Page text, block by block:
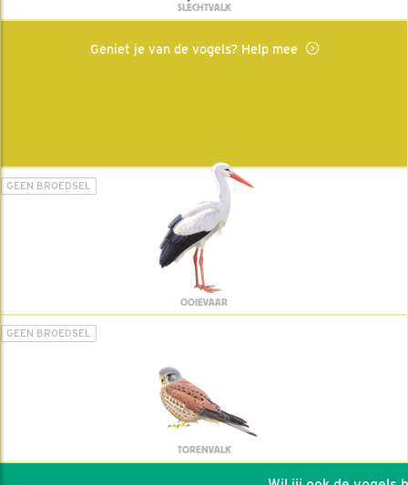
SLECHTVALK
Geniet je van de vogels? Help mee
GEEN BROEDSEL
OOIEVAAR
GEEN BROEDSEL
TORENVALK